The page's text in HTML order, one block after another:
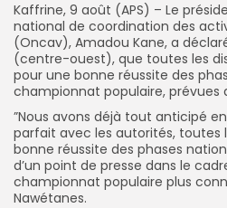
Kaffrine, 9 août (APS) – Le
national de coordination des
(Oncav), Amadou Kane, a
(centre-ouest), que toutes les
pour une bonne réussite des
championnat populaire, prévues
”Nous avons déjà tout anticipé
parfait avec les autorités, toutes
bonne réussite des phases
d’un point de presse dans le
championnat populaire plus
Nawétanes.